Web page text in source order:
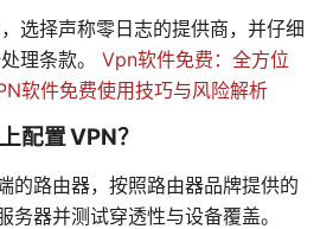
选择声称零日志的提供商，并仔细
理条款。 Vpn软件免费：全方位
软件免费使用技巧与风险解析
配置 VPN？
的路由器，按照路由器品牌提供的
务器并测试穿透性与设备覆盖。